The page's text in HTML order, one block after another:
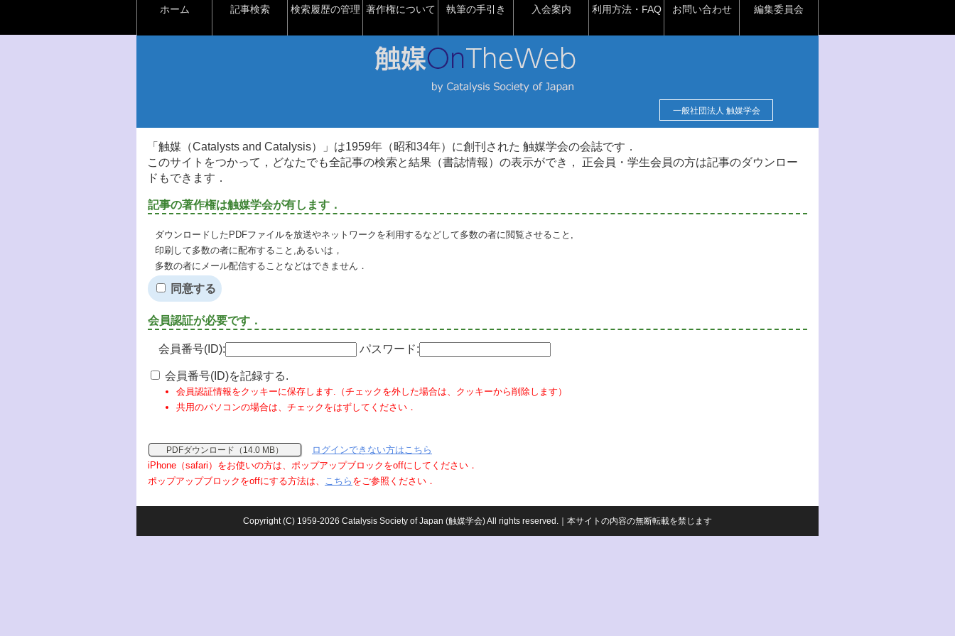
ホーム 記事検索 検索履歴の管理 著作権について 執筆の手引き 入会案内 利用方法・FAQ お問い合わせ 編集委員会
一般社団法人 触媒学会
「触媒（Catalysts and Catalysis）」は1959年（昭和34年）に創刊された 触媒学会の会誌です．
このサイトをつかって，どなたでも全記事の検索と結果（書誌情報）の表示ができ， 正会員・学生会員の方は記事のダウンロー
ドもできます．
記事の著作権は触媒学会が有します．
ダウンロードしたPDFファイルを放送やネットワークを利用するなどして多数の者に閲覧させること,
印刷して多数の者に配布すること,あるいは，
多数の者にメール配信することなどはできません．
同意する
会員認証が必要です．
会員番号(ID): パスワード:
会員番号(ID)を記録する.
会員認証情報をクッキーに保存します.（チェックを外した場合は、クッキーから削除します）
共用のパソコンの場合は、チェックをはずしてください．
PDFダウンロード（14.0 MB）
ログインできない方はこちら
iPhone（safari）をお使いの方は、ポップアップブロックをoffにしてください．
ポップアップブロックをoffにする方法は、 こちら をご参照ください．
Copyright (C) 1959-2026 Catalysis Society of Japan (触媒学会) All rights reserved.｜本サイトの内容の無断転載を禁じます